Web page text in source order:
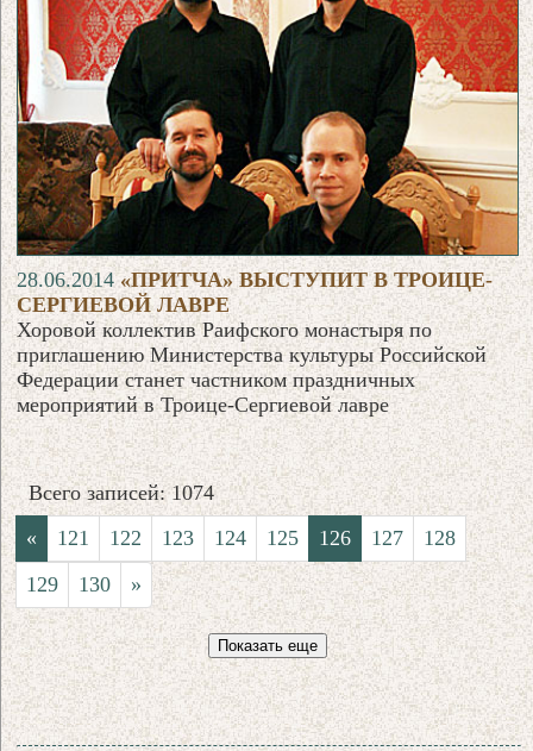
28.06.2014«ПРИТЧА» ВЫСТУПИТ В ТРОИЦЕ-
СЕРГИЕВОЙ ЛАВРЕ
Хоровой коллектив Раифского монастыря по
приглашению Министерства культуры Российской
Федерации станет частником праздничных
мероприятий в Троице-Сергиевой лавре
Всего записей: 1074
«
121 122 123 124 125 126 127
128
129
130 »
Показать еще